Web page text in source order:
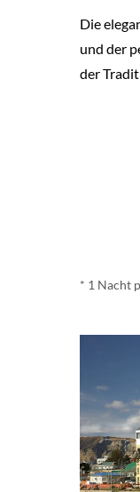
Die
und der
der
* 1 Nacht